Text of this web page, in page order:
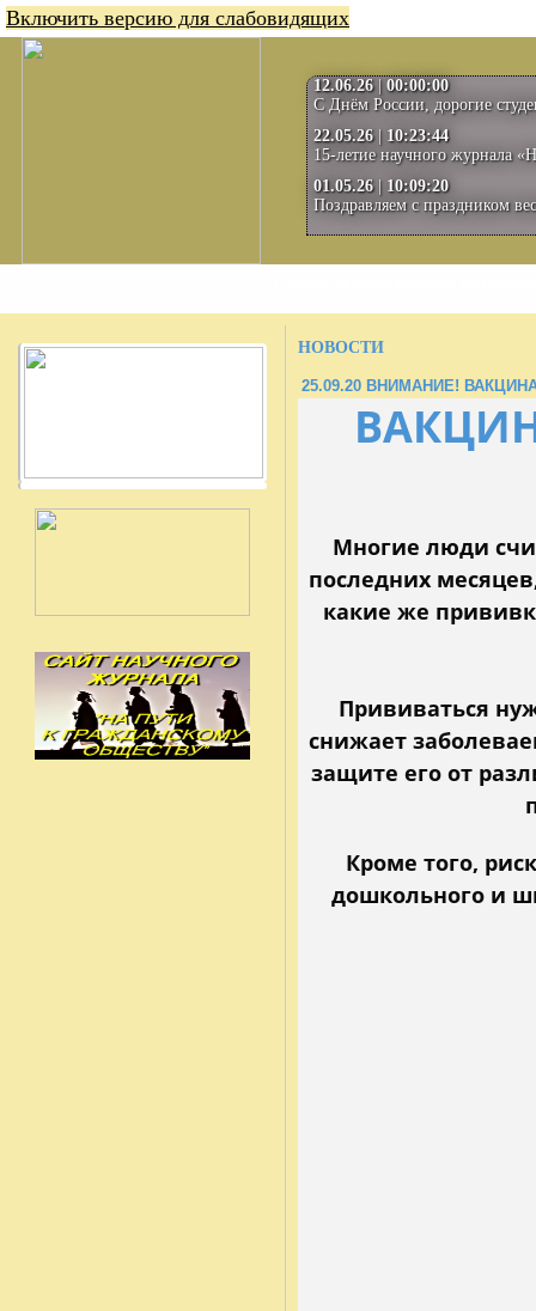
Включить версию для слабовидящих
12.06.26| 00:00:00
С Днём России, дорогие
22.05.26| 10:23:44
15-летие научного журнала
01.05.26| 10:09:20
Поздравляем с праздником
НОВОСТИ
25.09.20 ВНИМАНИЕ!
Многие люди
последних
какие же
Прививаться
снижает
защите его от
Кроме того,
дошкольного и